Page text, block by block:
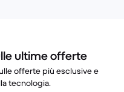
ultime offerte
offerte più esclusive e
tecnologia.